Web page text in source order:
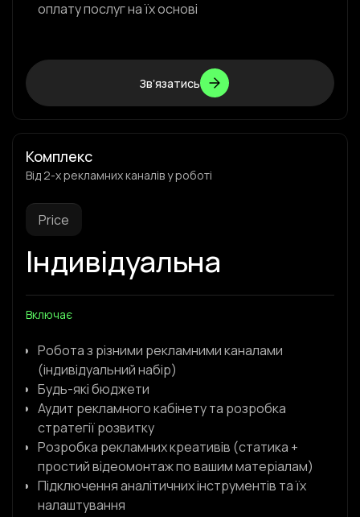
оплату послуг на їх основі
Звʼязатись
Комплекс
Від 2-х рекламних каналів у роботі
Price
Індивідуальна
Включає
Робота з різними рекламними каналами
(індивідуальний набір)
Будь-які бюджети
Аудит рекламного кабінету та розробка
стратегії розвитку
Розробка рекламних креативів (статика +
простий відеомонтаж по вашим матеріалам)
Підключення аналітичних інструментів та їх
налаштування